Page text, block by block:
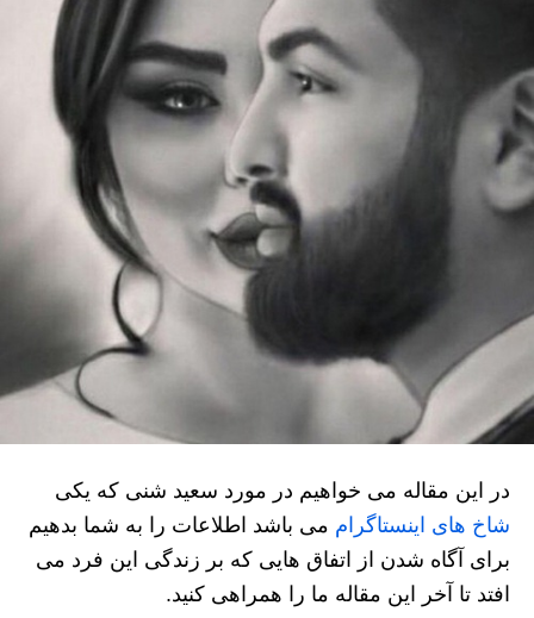
در این مقاله می خواهیم در مورد سعید شنی که یکی
شاخ های اینستاگرام می باشد اطلاعات را به شما بدهیم
برای آگاه شدن از اتفاق ‌هایی که بر زندگی این فرد می
‌افتد تا آخر این مقاله ما را همراهی کنید.